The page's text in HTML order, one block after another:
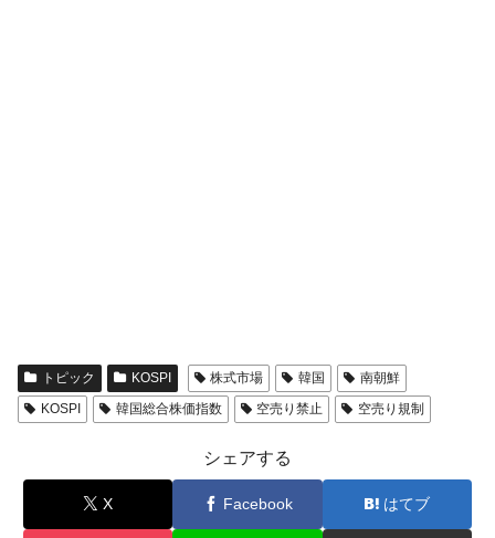
トピック KOSPI 株式市場 韓国
南朝鮮
KOSPI
韓国総合株価指数 空売り禁止 空売り規制
シェアする
X Facebook はてブ